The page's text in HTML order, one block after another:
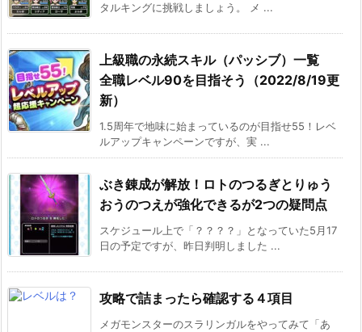
タルキングに挑戦しましょう。 メ ...
上級職の永続スキル（パッシブ）一覧
全職レベル90を目指そう（2022/8/19更
新）
1.5周年で地味に始まっているのが目指せ55！レベ
ルアップキャンペーンですが、実 ...
ぶき錬成が解放！ロトのつるぎとりゅう
おうのつえが強化できるが2つの疑問点
スケジュール上で「？？？？」となっていた5月17
日の予定ですが、昨日判明しました ...
攻略で詰まったら確認する４項目
メガモンスターのスラリンガルをやってみて「あ